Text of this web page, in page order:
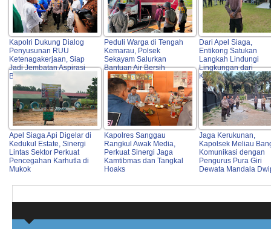
Kapolri Dukung Dialog
Penyusunan RUU
Ketenagakerjaan, Siap
Jadi Jembatan Aspirasi
Buruh
Peduli Warga di Tengah
Kemarau, Polsek
Sekayam Salurkan
Bantuan Air Bersih
Dari Apel Siaga,
Entikong Satukan
Langkah Lindungi
Lingkungan dari
Karhutla
Apel Siaga Api Digelar di
Kedukul Estate, Sinergi
Lintas Sektor Perkuat
Pencegahan Karhutla di
Mukok
Kapolres Sanggau
Rangkul Awak Media,
Perkuat Sinergi Jaga
Kamtibmas dan Tangkal
Hoaks
Jaga Kerukunan,
Kapolsek Meliau
Komunikasi dengan
Pengurus Pura Giri
Dewata Mandala